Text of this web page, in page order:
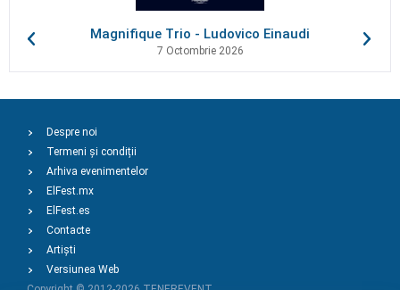
Magnifique Trio - Ludovico Einaudi
7 Octombrie 2026
Despre noi
Termeni și condiții
Arhiva evenimentelor
ElFest.mx
ElFest.es
Contacte
Artiști
Versiunea Web